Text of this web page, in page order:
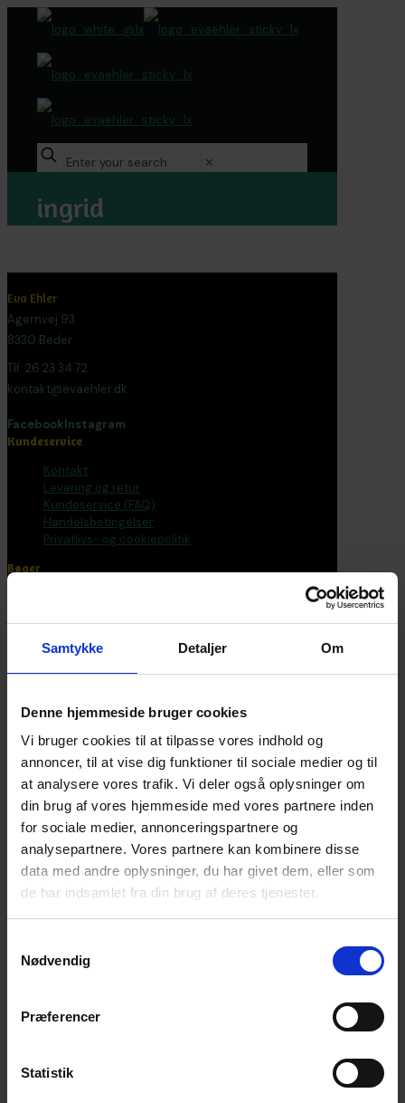
Samtykke Detaljer Om
Denne hjemmeside bruger cookies
Vi bruger cookies til at tilpasse vores indhold og
annoncer, til at vise dig funktioner til sociale medier og til
at analysere vores trafik. Vi deler også oplysninger om
din brug af vores hjemmeside med vores partnere inden
for sociale medier, annonceringspartnere og
analysepartnere. Vores partnere kan kombinere disse
data med andre oplysninger, du har givet dem, eller som
de har indsamlet fra din brug af deres tjenester.
Nødvendig
Præferencer
Statistik
✕
ingrid
Eva Ehler
Agernvej 93
8330 Beder
Tlf. 26 23 34 72
kontakt@evaehler.dk
FacebookInstagram
Kundeservice
Kontakt
Levering og retur
Kundeservice (FAQ)
Handelsbetingelser
Privatlivs- og cookiepolitik
Bøger
Malebøger
Fantasirejser
Nyhedsbrev
Bliv en del af universet
Få magiske nyheder om bøger, malebøger og
inspiration direkte i din indbakke.